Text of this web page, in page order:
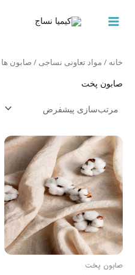
MENU
خانه / مواد تعاونی نساجی / صابون ها
صابون پخت
صابون پخت